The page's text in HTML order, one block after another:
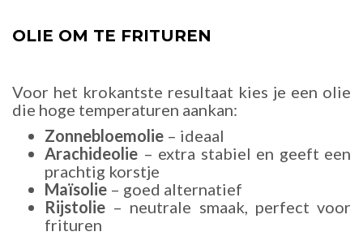
OLIE OM TE FRITUREN
Voor het krokantste resultaat kies je een olie
die hoge temperaturen aankan:
Zonnebloemolie – ideaal
Arachideolie – extra stabiel en geeft een
prachtig korstje
Maïsolie – goed alternatief
Rijstolie – neutrale smaak, perfect voor
frituren